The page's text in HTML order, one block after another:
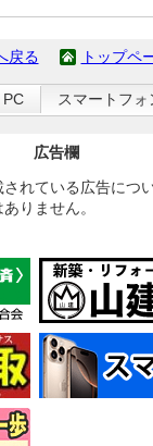
戻る トップペ
PC スマートフォ
広告欄
れている広告につ
りません。